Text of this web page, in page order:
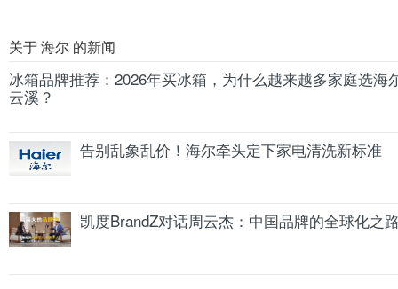
关于 海尔 的新闻
冰箱品牌推荐：2026年买冰箱，为什么越来越多家庭选海
云溪？
告别乱象乱价！海尔牵头定下家电清洗新标准
凯度BrandZ对话周云杰：中国品牌的全球化之